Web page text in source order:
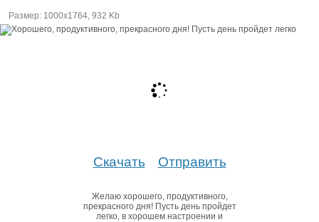
Размер: 1000х1764, 932 Kb
Скачать Отправить
Желаю хорошего, продуктивного,
прекрасного дня! Пусть день пройдет
легко, в хорошем настроении и